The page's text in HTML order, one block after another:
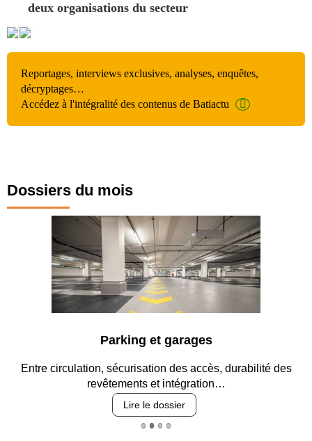
deux organisations du secteur
Reportages, interviews exclusives, analyses, enquêtes,
décryptages…
Accédez à l'intégralité des contenus de Batiactu
Dossiers du mois
Parking et garages
Entre circulation, sécurisation des accès, durabilité des
revêtements et intégration…
Lire le dossier